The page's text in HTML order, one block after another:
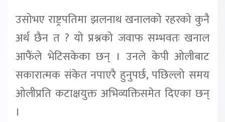
उसोभए राष्ट्रपतिमा झलनाथ खनालको रहरको कुनै
अर्थ छैन त ? यो प्रश्नको जवाफ सम्भवतः खनाल
आफैंले भेटिसकेका छन् । उनले केपी ओलीबाट
सकारात्मक संकेत नपाएरै हुनुपर्छ, पछिल्लो समय
ओलीप्रति कटाक्षयुक्त अभिव्यक्तिसमेत दिएका छन्
।